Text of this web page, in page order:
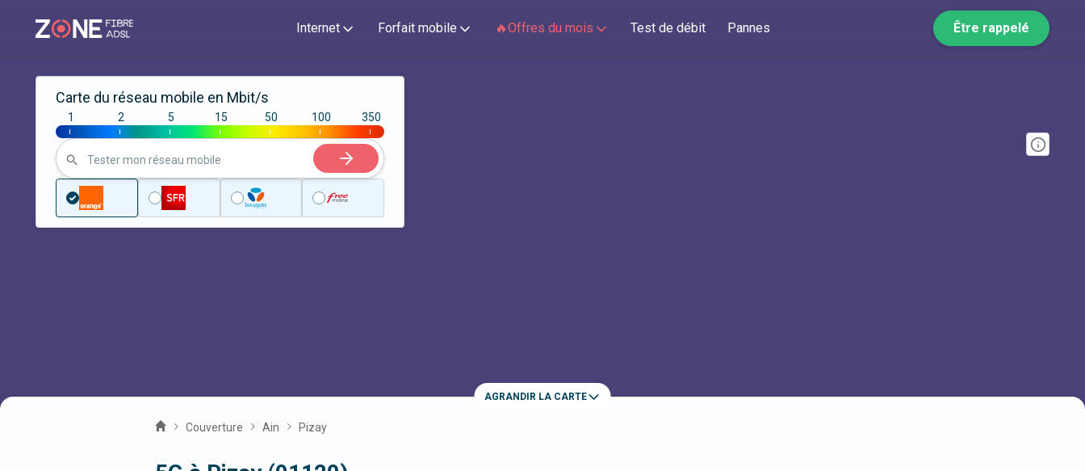
Internet Forfait mobile 🔥Offres du mois Test de débit Pannes Être rappelé
Carte du réseau mobile en Mbit/s
|
1
|
2
|
5
|
15
|
50
|
100
|
350
Tester mon réseau mobile
AGRANDIR LA CARTE
Couverture Ain Pizay